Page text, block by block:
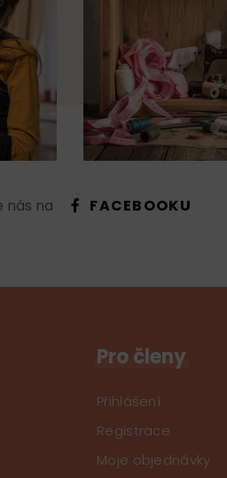
nás na FACEBOOKU
Pro členy
Přihlášení
Registrace
Moje objednávky